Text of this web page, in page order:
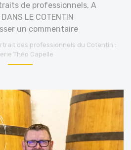
de professionnels, A
DANS LE COTENTIN
un commentaire
des professionnels du Cotentin :
Théo Capelle